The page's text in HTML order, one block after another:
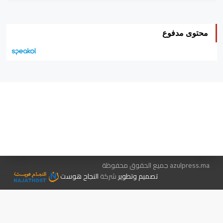
محتوى مدفوع
azulpress.ma جميع الحقوق محفوظة
تصميم وتطويرشركةالنجاح هوست